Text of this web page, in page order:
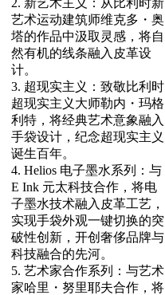
艺术运动建筑师维克多・奥
塔的作品中汲取灵感，将自
然有机的线条融入皮革设
计。
3. 超现实主义：致敬比利时
超现实主义大师勒内・玛格
利特，将经典艺术意象融入
手袋设计，纪念超现实主义
诞生百年。
4. Helios 电子墨水系列：与
E Ink 元太科技合作，将电
子墨水技术融入皮革工艺，
实现手袋外观一键切换的突
破性创新，开创奢侈品牌与
科技融合的先河。
5. 艺术家合作系列：与艺术
家哈里・努里耶夫合作，将